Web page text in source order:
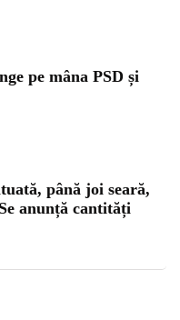
pe mâna PSD și
până joi seară,
anunță cantități